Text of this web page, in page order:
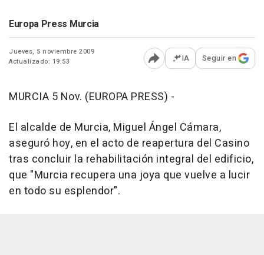
Europa Press Murcia
Jueves, 5 noviembre 2009
Actualizado: 19:53
Abrir opciones para
IA Seguir en
MURCIA 5 Nov. (EUROPA PRESS) -
El alcalde de Murcia, Miguel Ángel Cámara,
aseguró hoy, en el acto de reapertura del Casino
tras concluir la rehabilitación integral del edificio,
que "Murcia recupera una joya que vuelve a lucir
en todo su esplendor".